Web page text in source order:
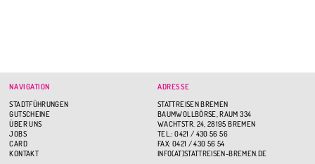
NAVIGATION
STADTFÜHRUNGEN
GUTSCHEINE
ÜBER UNS
JOBS
CARD
KONTAKT
ADRESSE
STATTREISEN BREMEN
BAUMWOLLBÖRSE, RAUM 334
WACHTSTR. 24, 28195 BREMEN
TEL.: 0421 / 430 56 56
FAX: 0421 / 430 56 54
INFO(AT)STATTREISEN-BREMEN.DE